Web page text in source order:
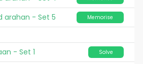
arahan - Set 5 Memorise
- Set 1
Solve